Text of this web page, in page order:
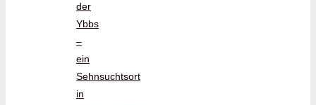
der
Ybbs
–
ein
Sehnsuchtsort
in